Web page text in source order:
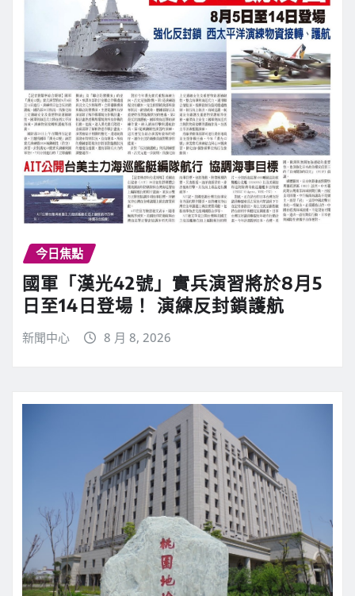
今日焦點
國軍「漢光42號」實兵演習將於8月5
日至14日登場！ 演練反封鎖護航
新聞中心 8 月 8, 2026